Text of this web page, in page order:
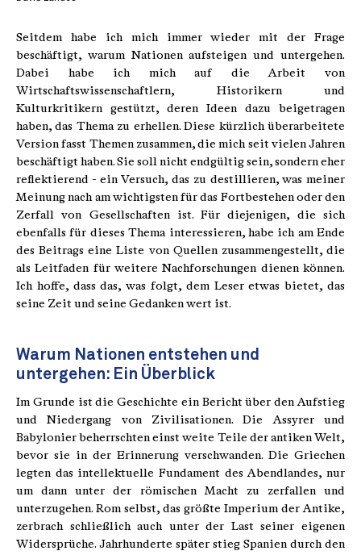
Seitdem habe ich mich immer wieder mit der Frage
beschäftigt, warum Nationen aufsteigen und untergehen.
Dabei habe ich mich auf die Arbeit von
Wirtschaftswissenschaftlern, Historikern und
Kulturkritikern gestützt, deren Ideen dazu beigetragen
haben, das Thema zu erhellen. Diese kürzlich überarbeitete
Version fasst Themen zusammen, die mich seit vielen Jahren
beschäftigt haben. Sie soll nicht endgültig sein, sondern eher
reflektierend - ein Versuch, das zu destillieren, was meiner
Meinung nach am wichtigsten für das Fortbestehen oder den
Zerfall von Gesellschaften ist. Für diejenigen, die sich
ebenfalls für dieses Thema interessieren, habe ich am Ende
des Beitrags eine Liste von Quellen zusammengestellt, die
als Leitfaden für weitere Nachforschungen dienen können.
Ich hoffe, dass das, was folgt, dem Leser etwas bietet, das
seine Zeit und seine Gedanken wert ist.
Warum Nationen entstehen und
untergehen: Ein Überblick
Im Grunde ist die Geschichte ein Bericht über den Aufstieg
und Niedergang von Zivilisationen. Die Assyrer und
Babylonier beherrschten einst weite Teile der antiken Welt,
bevor sie in der Erinnerung verschwanden. Die Griechen
legten das intellektuelle Fundament des Abendlandes, nur
um dann unter der römischen Macht zu zerfallen und
unterzugehen. Rom selbst, das größte Imperium der Antike,
zerbrach schließlich auch unter der Last seiner eigenen
Widersprüche. Jahrhunderte später stieg Spanien durch den